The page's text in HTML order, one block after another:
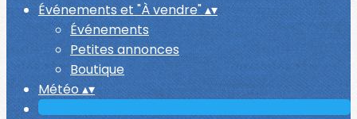
Événements et "À vendre"▴▾
Événements
Petites annonces
Boutique
Météo▴▾